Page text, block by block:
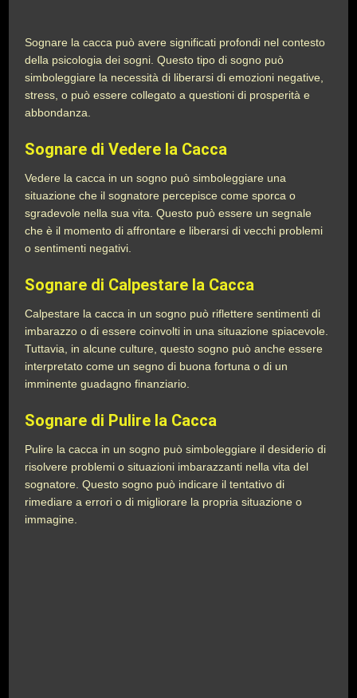
Sognare la cacca può avere significati profondi nel contesto
della psicologia dei sogni. Questo tipo di sogno può
simboleggiare la necessità di liberarsi di emozioni negative,
stress, o può essere collegato a questioni di prosperità e
abbondanza.
Sognare di Vedere la Cacca
Vedere la cacca in un sogno può simboleggiare una
situazione che il sognatore percepisce come sporca o
sgradevole nella sua vita. Questo può essere un segnale
che è il momento di affrontare e liberarsi di vecchi problemi
o sentimenti negativi.
Sognare di Calpestare la Cacca
Calpestare la cacca in un sogno può riflettere sentimenti di
imbarazzo o di essere coinvolti in una situazione spiacevole.
Tuttavia, in alcune culture, questo sogno può anche essere
interpretato come un segno di buona fortuna o di un
imminente guadagno finanziario.
Sognare di Pulire la Cacca
Pulire la cacca in un sogno può simboleggiare il desiderio di
risolvere problemi o situazioni imbarazzanti nella vita del
sognatore. Questo sogno può indicare il tentativo di
rimediare a errori o di migliorare la propria situazione o
immagine.